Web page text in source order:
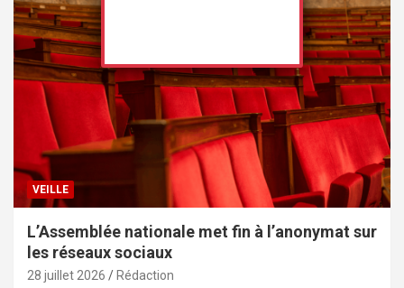
VEILLE
L’Assemblée nationale met fin à l’anonymat sur
les réseaux sociaux
28 juillet 2026 Rédaction